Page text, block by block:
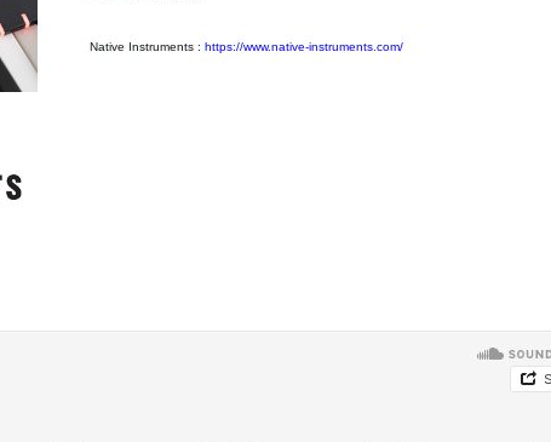
Native Instruments : https://www.native-instruments.com/